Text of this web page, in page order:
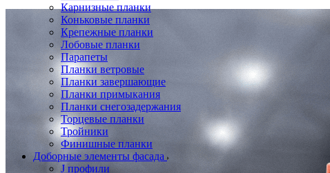
Карнизные планки
Коньковые планки
Крепежные планки
Лобовые планки
Парапеты
Планки ветровые
Планки завершающие
Планки примыкания
Планки снегозадержания
Торцевые планки
Тройники
Финишные планки
Доборные элементы фасада
J профили